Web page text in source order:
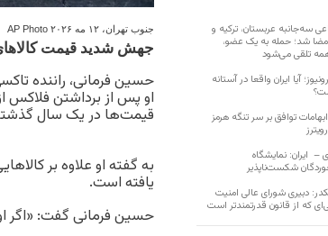
جنوب تهران، ۱۲ مه ۲۰۲۶ AP Photo
جهش شدید قیمت
او پس از برداشتن
قیمت‌ها در یک سال
یافته است.
حسین فرمانی گفت: «اگر
سه‌جانبه عربستان، ترکیه و
شد؛ حمله به یک عضو،
تلقی می‌شود
آیا ایران واقعا در آستانه
توافق بر سر تنگه هرمز
– ایران: نمایشگاه
شکست‌ناپذیر
دبیری شورای عالی امنیت
که از قانون قدرتمندتر است